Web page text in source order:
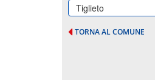
Tiglieto
TORNA AL COMUNE